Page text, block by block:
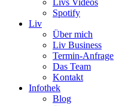
Livs Videos
Spotify
Liv
Über mich
Liv Business
Termin-Anfrage
Das Team
Kontakt
Infothek
Blog